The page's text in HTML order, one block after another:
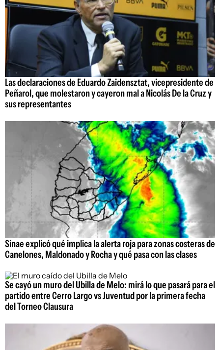
Las declaraciones de Eduardo Zaidensztat, vicepresidente de
Peñarol, que molestaron y cayeron mal a Nicolás De la Cruz y
sus representantes
Sinae explicó qué implica la alerta roja para zonas costeras de
Canelones, Maldonado y Rocha y qué pasa con las clases
Se cayó un muro del Ubilla de Melo: mirá lo que pasará para el
partido entre Cerro Largo vs Juventud por la primera fecha
del Torneo Clausura